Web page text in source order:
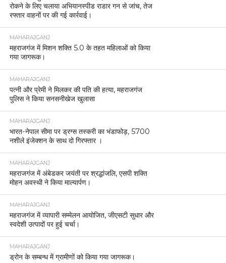
रोकने के लिए चलाया अभियानस्पीड राडार गन से जांच, तेज
रफ्तार वाहनों पर की गई कार्रवाई।
MAHARAJGANJ
महराजगंज में मिशन शक्ति 5.0 के तहत महिलाओं को किया
गया जागरूक।
MAHARAJGANJ
पत्नी और प्रेमी ने मिलकर की पति की हत्या, महराजगंज
पुलिस ने किया सनसनीखेज खुलासा
MAHARAJGANJ
भारत-नेपाल सीमा पर ड्रग्स तस्करी का भंडाफोड़, 5700
नशीले इंजेक्शन के साथ दो गिरफ्तार ।
MAHARAJGANJ
महराजगंज में अंबेडकर जयंती पर श्रद्धांजलि, एसपी शक्ति
मोहन अवस्थी ने किया माल्यार्पण।
MAHARAJGANJ
महराजगंज में व्यापारी सम्मेलन आयोजित, जीएसटी सुधार और
स्वदेशी उत्पादों पर हुई चर्चा।
MAHARAJGANJ
ड्रोन के सम्बन्ध में ग्रामीणों को किया गया जागरूक।